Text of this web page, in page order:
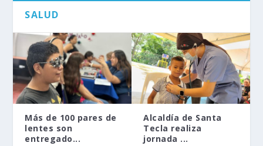
SALUD
Más de 100 pares de
lentes son
entregado...
Alcaldía de Santa
Tecla realiza
jornada ...